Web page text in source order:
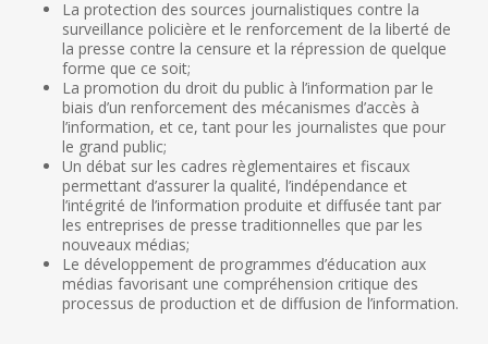
La protection des sources journalistiques contre la
surveillance policière et le renforcement de la liberté de
la presse contre la censure et la répression de quelque
forme que ce soit;
La promotion du droit du public à l’information par le
biais d’un renforcement des mécanismes d’accès à
l’information, et ce, tant pour les journalistes que pour
le grand public;
Un débat sur les cadres règlementaires et fiscaux
permettant d’assurer la qualité, l’indépendance et
l’intégrité de l’information produite et diffusée tant par
les entreprises de presse traditionnelles que par les
nouveaux médias;
Le développement de programmes d’éducation aux
médias favorisant une compréhension critique des
processus de production et de diffusion de l’information.